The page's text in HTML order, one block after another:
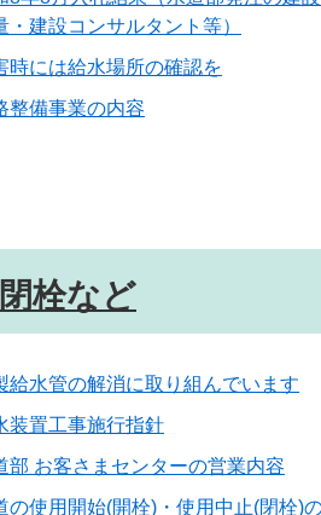
・建設コンサルタント等）
時には給水場所の確認を
整備事業の内容
栓など
給水管の解消に取り組んでいます
装置工事施行指針
部 お客さまセンターの営業内容
の使用開始(開栓)・使用中止(閉栓)